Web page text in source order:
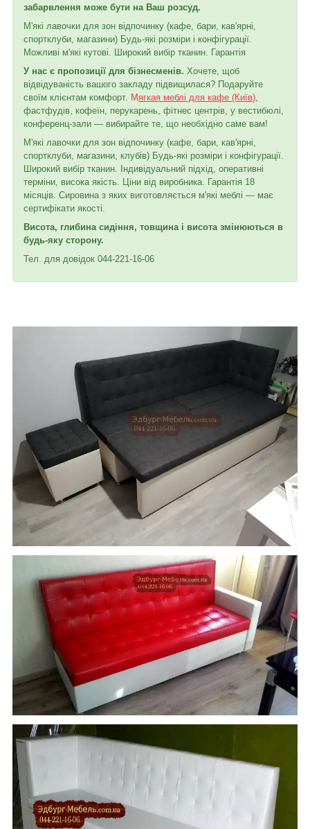
забарвлення може бути на Ваш розсуд.
М'які лавочки для зон відпочинку (кафе, бари, кав'ярні,
спортклуби, магазини) Будь-які розміри і конфігурації.
Можливі м'які кутові. Широкий вибір тканин. Гарантія
У нас є пропозиції для бізнесменів. Хочете, щоб
відвідуваність вашого закладу підвищилася? Подаруйте
своїм клієнтам комфорт. Мягкая меблі для кафе (Київ)
фастфудів, кофеїн, перукарень, фітнес центрів, у вестибюлі,
конференц-зали — вибирайте те, що необхідно саме вам!
М'які лавочки для зон відпочинку (кафе, бари, кав'ярні,
спортклуби, магазини, клубів) Будь-які розміри і конфігурації.
Широкий вибір тканин. Індивідуальний підхід, оперативні
терміни, висока якість. Ціни від виробника. Гарантія 18
місяців. Сировина з яких виготовляється м'які меблі ― має
сертифікати якості.
Висота, глибина сидіння, товщина і висота змінюються в
будь-яку сторону.
Тел. для довідок 044-221-16-06